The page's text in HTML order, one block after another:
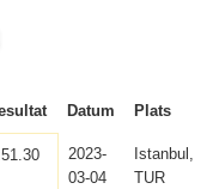
Datum Plats
2023-
03-04
Istanbul,
TUR